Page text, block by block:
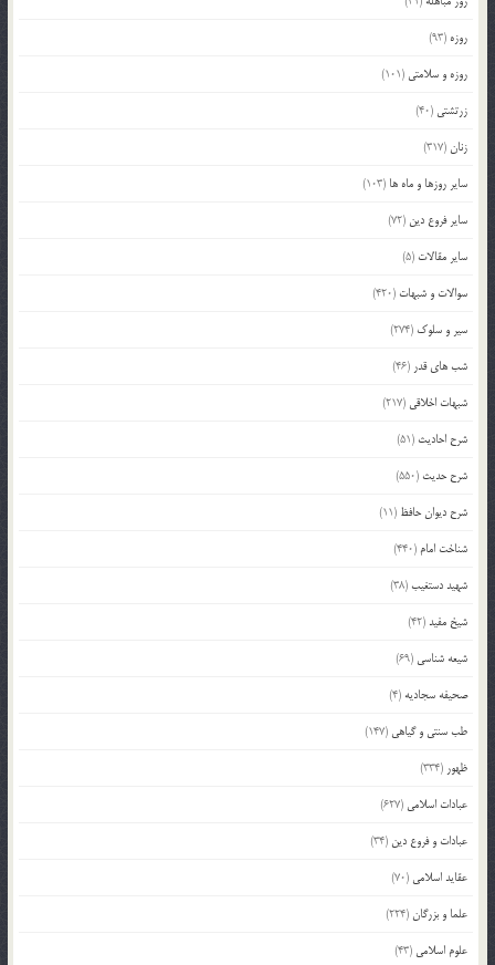
روزه (93)
روزه و سلامتی (101)
زرتشتی (40)
زنان(317)
سایر روزها و ماه ها (103)
سایر فروع دین (72)
سایر مقالات (5)
سوالات و شبهات (420)
سیر و سلوک (274)
شب های قدر (46)
شبهات اخلاقی (217)
شرح احادیث (51)
شرح حدیث (550)
شرح دیوان حافظ (11)
شناخت امام (440)
شهید دستغیب(38)
شیخ مفید(42)
شیعه شناسی (69)
صحیفه سجادیه (4)
طب سنتی و گیاهی (147)
ظهور (334)
عبادات اسلامی (627)
عبادات و فروع دین (34)
عقاید اسلامی (70)
علما و بزرگان(224)
علوم اسلامی (43)